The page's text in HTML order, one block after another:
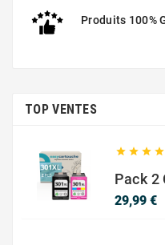
Produits 100%
TOP VENTES
   
29,99 €